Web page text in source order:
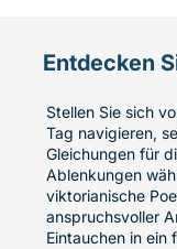
Entdecken
Stellen Sie sich
Tag navigieren,
Gleichungen für
Ablenkungen
viktorianische
anspruchsvoller
Eintauchen in ein